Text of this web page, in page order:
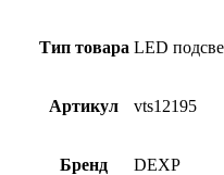
Тип товара LED
Артикул vts12195
Бренд DEXP